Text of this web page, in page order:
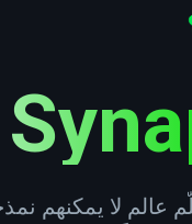
عالم لا يمكنهم